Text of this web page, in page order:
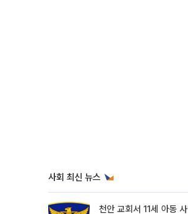
사회 최신 뉴스
천안 교회서 11세 아동